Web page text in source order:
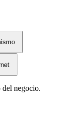
negocio.